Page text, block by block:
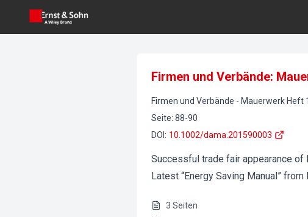
Firmen und Verbände:
Firmen und Verbände - Mauerwerk Heft 1
Seite: 88-90
DOI : 10.1002/dama.201590003
Successful trade fair appearance
Latest “Energy Saving Manual”
3 Seiten